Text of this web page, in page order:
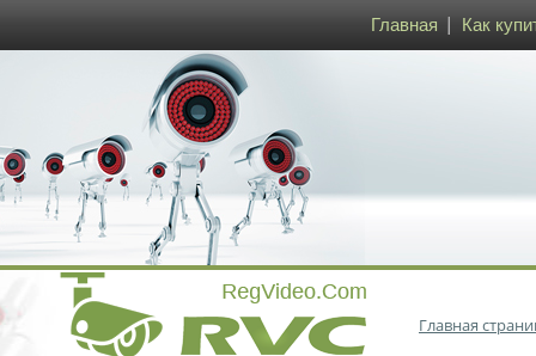
Главная Как
Главная